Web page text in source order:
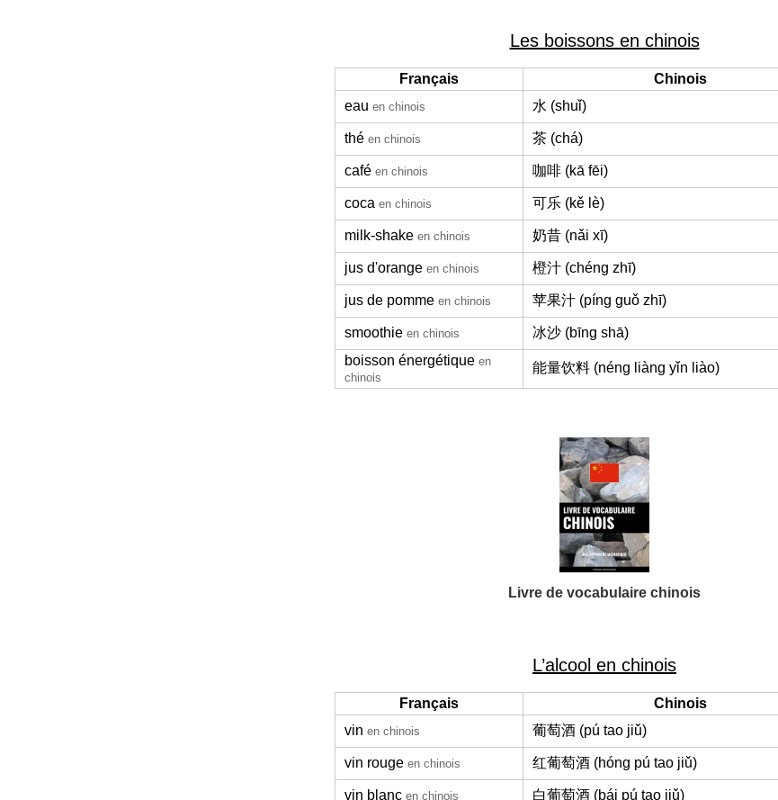
Les boissons en chinois
Français
Chinois
eau en chinois 水 (shuǐ)
thé en chinois 茶 (chá)
café en chinois 咖啡 (kā fēi)
coca en chinois 可乐 (kě lè)
milk-shake en chinois 奶昔 (nǎi xī)
jus d'orange en chinois 橙汁 (chéng zhī)
jus de pomme en chinois 苹果汁 (píng guǒ zhī)
smoothie en chinois
冰沙 (bīng shā)
boisson énergétique en
chinois
能量饮料 (néng liàng yǐn liào)
Livre de vocabulaire chinois
L’alcool en chinois
Français
Chinois
vin en chinois 葡萄酒 (pú tao jiǔ)
vin rouge en chinois 红葡萄酒 (hóng pú tao jiǔ)
vin blanc en chinois 白葡萄酒 (bái pú tao jiǔ)